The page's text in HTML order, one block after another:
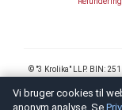
© "3 Krolika" LLP. BIN:
Vi bruger cookies til
anonym analyse. Se